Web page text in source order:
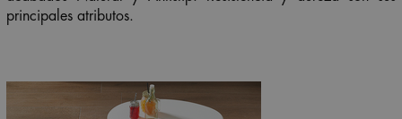
principales atributos.